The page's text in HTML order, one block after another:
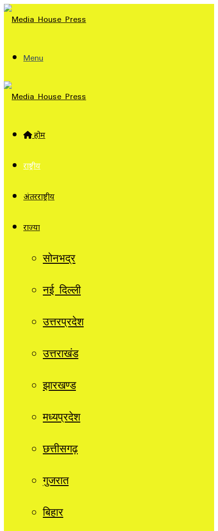
Menu
होम
राष्ट्रीय
अंतरराष्ट्रीय
राज्यों
सोनभद्र
नई दिल्ली
उत्तरप्रदेश
उत्तराखंड
झारखण्ड
मध्यप्रदेश
छत्तीसगढ़
गुजरात
बिहार